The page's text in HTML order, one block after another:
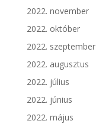
2022. november
2022. október
2022. szeptember
2022. augusztus
2022. július
2022. június
2022. május